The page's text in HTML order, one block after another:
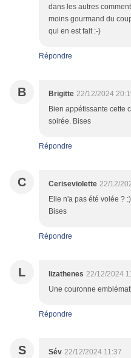
dans les autres
moins gourmand du
qui en est fait :-)
Répondre
B Brigitte 22/12/2024
Bien appétissante cette
soirée. Bises
Répondre
C Ceriseviolette 22/12/
Elle n'a pas été volée ?
Bises
Répondre
L lizathenes 22/12/2024
Une couronne
Répondre
S Sév 22/12/2024 11:37